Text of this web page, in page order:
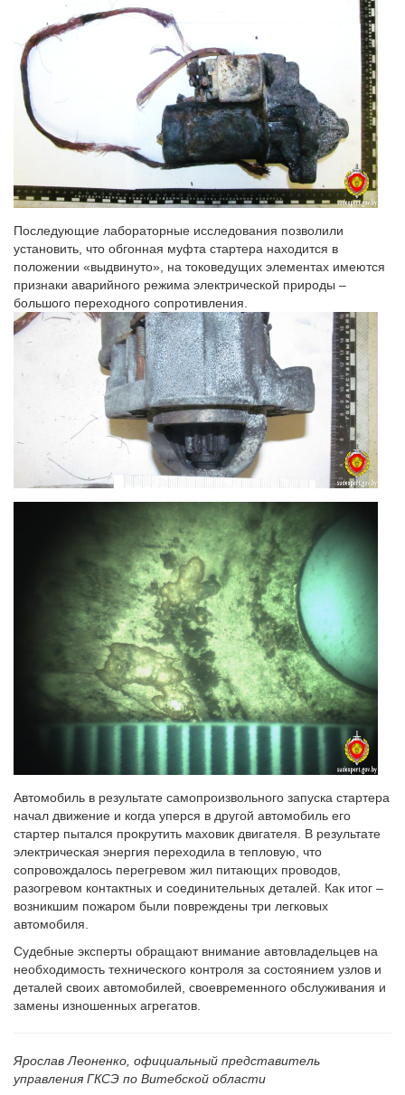
Последующие лабораторные исследования позволили
установить, что обгонная муфта стартера находится в
положении «выдвинуто», на токоведущих элементах имеются
признаки аварийного режима электрической природы –
большого переходного сопротивления.
Автомобиль в результате самопроизвольного запуска стартера
начал движение и когда уперся в другой автомобиль его
стартер пытался прокрутить маховик двигателя. В результате
электрическая энергия переходила в тепловую, что
сопровождалось перегревом жил питающих проводов,
разогревом контактных и соединительных деталей. Как итог –
возникшим пожаром были повреждены три легковых
автомобиля.
Судебные эксперты обращают внимание автовладельцев на
необходимость технического контроля за состоянием узлов и
деталей своих автомобилей, своевременного обслуживания и
замены изношенных агрегатов.
Ярослав Леоненко, официальный представитель
управления ГКСЭ по Витебской области